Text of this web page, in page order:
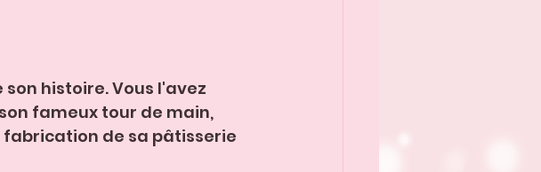
histoire. Vous l'avez
fameux tour de main,
de sa pâtisserie